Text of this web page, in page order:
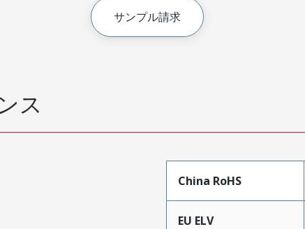
サンプル請求
ス
China RoHS
EU ELV